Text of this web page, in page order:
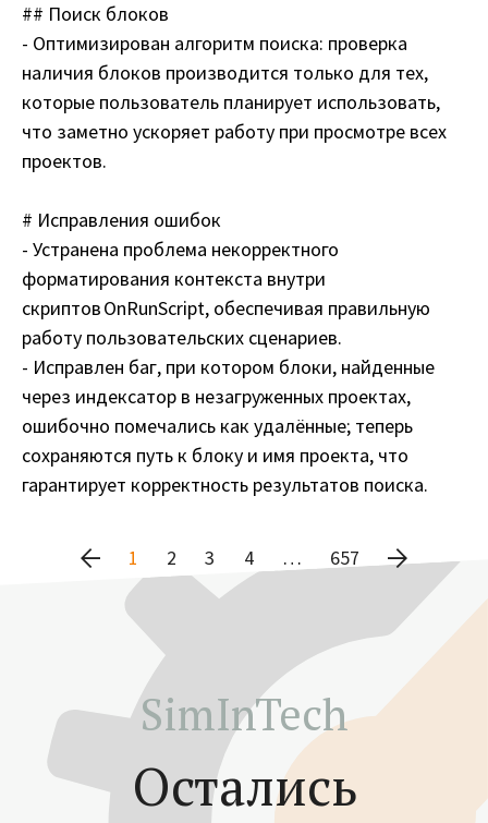
## Поиск блоков
- Оптимизирован алгоритм поиска: проверка
наличия блоков производится только для тех,
которые пользователь планирует использовать,
что заметно ускоряет работу при просмотре всех
проектов.
# Исправления ошибок
- Устранена проблема некорректного
форматирования контекста внутри
скриптов OnRunScript, обеспечивая правильную
работу пользовательских сценариев.
- Исправлен баг, при котором блоки, найденные
через индексатор в незагруженных проектах,
ошибочно помечались как удалённые; теперь
сохраняются путь к блоку и имя проекта, что
гарантирует корректность результатов поиска.
1 2 3 4 … 657
SimInTech
Остались